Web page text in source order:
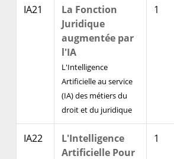
IA21
La Fonction
Juridique
augmentée par
l'IA
L'Intelligence
Artificielle au service
(IA) des métiers du
droit et du juridique
1
IA22
L'Intelligence
Artificielle Pour
1